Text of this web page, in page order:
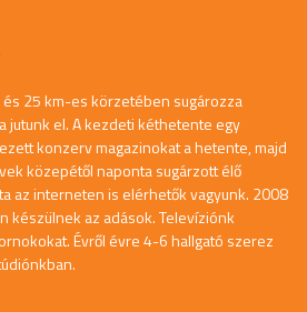
25 km-es körzetében sugározza
jutunk el. A kezdeti kéthetente egy
konzerv magazinokat a hetente, majd
közepétől naponta sugárzott élő
az interneten is elérhetők vagyunk. 2008
készülnek az adások. Televíziónk
Évről évre 4-6 hallgató szerez